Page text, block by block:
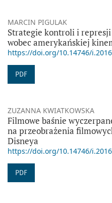
MARCIN PIGULAK
Strategie kontroli i represji
wobec amerykańskiej
https://doi.org/10.14746/
PDF
ZUZANNA KWIATKOWSKA
Filmowe baśnie
na przeobrażenia
Disneya
https://doi.org/10.14746/
PDF